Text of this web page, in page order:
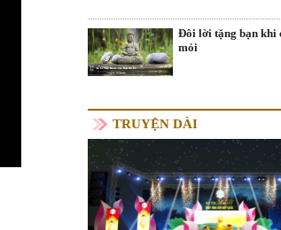
Đôi lời tặng bạn khi
mỏi
TRUYỆN DÀI